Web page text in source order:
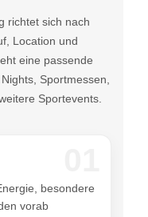
richtet sich nach
Location und
eine passende
Sportmessen,
Sportevents.
besondere
vorab